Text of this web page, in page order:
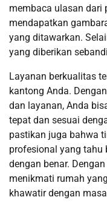
membaca ulasan dari
mendapatkan
yang ditawarkan.
yang diberikan
Layanan berkualitas
kantong Anda.
dan layanan, Anda
tepat dan sesuai
pastikan juga bahwa
profesional yang tahu
dengan benar.
menikmati rumah
khawatir dengan